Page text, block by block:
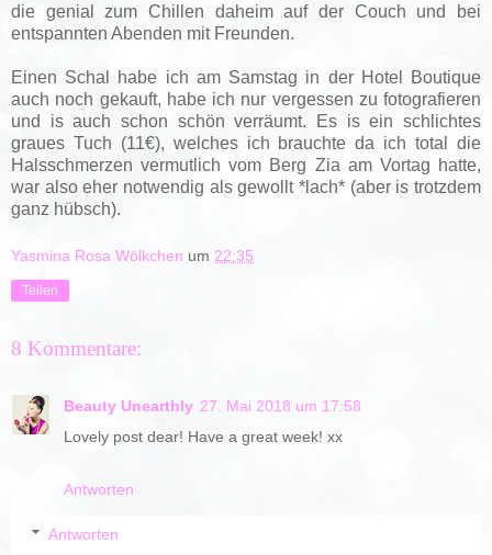
die genial zum Chillen daheim auf der Couch und bei
entspannten Abenden mit Freunden.
Einen Schal habe ich am Samstag in der Hotel Boutique
auch noch gekauft, habe ich nur vergessen zu fotografieren
und is auch schon schön verräumt. Es is ein schlichtes
graues Tuch (11€), welches ich brauchte da ich total die
Halsschmerzen vermutlich vom Berg Zia am Vortag hatte,
war also eher notwendig als gewollt *lach* (aber is trotzdem
ganz hübsch).
Yasmina Rosa Wölkchen um 22:35
Teilen
8 Kommentare:
Beauty Unearthly 27. Mai 2018 um 17:58
Lovely post dear! Have a great week! xx
Antworten
Antworten